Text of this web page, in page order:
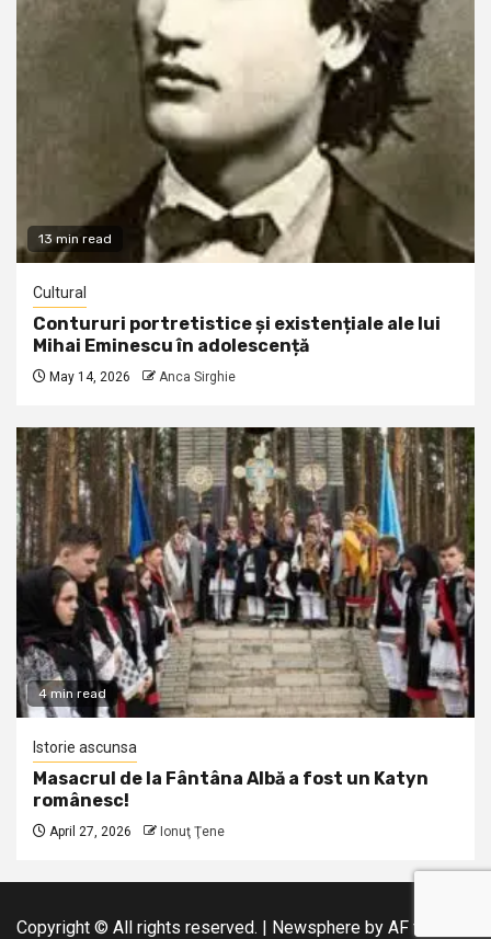
13 min read
Cultural
Contururi portretistice și existențiale ale lui
Mihai Eminescu în adolescență
May 14, 2026 Anca Sirghie
4 min read
Istorie ascunsa
Masacrul de la Fântâna Albă a fost un Katyn
românesc!
April 27, 2026 Ionuţ Ţene
Copyright © All rights reserved. Newsphere by AF themes.